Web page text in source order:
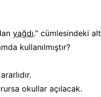
yağdı.” cümlesindeki
kullanılmıştır?
okullar açılacak.